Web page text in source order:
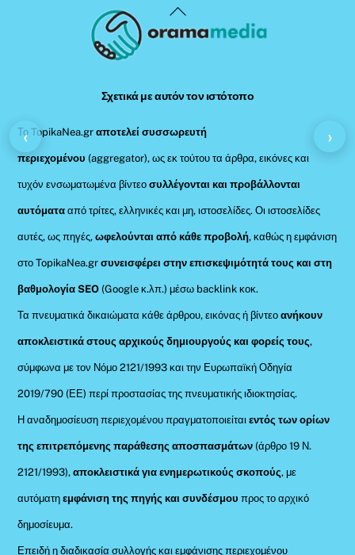
Back
To
Σχετικά με αυτόν τον ιστότοπο
Το TopikaNea.grαποτελεί συσσωρευτή
περιεχομένου (aggregator), ως εκ τούτου τα άρθρα, εικόνες και
τυχόν ενσωματωμένα βίντεοσυλλέγονται και προβάλλονται
αυτόματααπό τρίτες, ελληνικές και μη, ιστοσελίδες. Οι ιστοσελίδες
αυτές, ως πηγές,ωφελούνται από κάθε προβολή, καθώς η εμφάνιση
στο TopikaNea.gr συνεισφέρει στην επισκεψιμότητά τους και στη
βαθμολογία SEO (Google κ.λπ.) μέσω backlink κοκ.
Τα πνευματικά δικαιώματα κάθε άρθρου, εικόνας ή βίντεοανήκουν
αποκλειστικά στους αρχικούς δημιουργούς και φορείς τους,
σύμφωνα με τον Νόμο 2121/1993 και την Ευρωπαϊκή Οδηγία
2019/790 (ΕΕ) περί προστασίας της πνευματικής ιδιοκτησίας.
Η αναδημοσίευση περιεχομένου πραγματοποιείταιεντός των ορίων
της επιτρεπόμενης παράθεσης αποσπασμάτων (άρθρο 19 Ν.
2121/1993), αποκλειστικά για ενημερωτικούς σκοπούς, με
αυτόματηεμφάνιση της πηγής και συνδέσμου προς το αρχικό
δημοσίευμα.
Επειδή η διαδικασία συλλογής και εμφάνισης περιεχομένου
‹ ›